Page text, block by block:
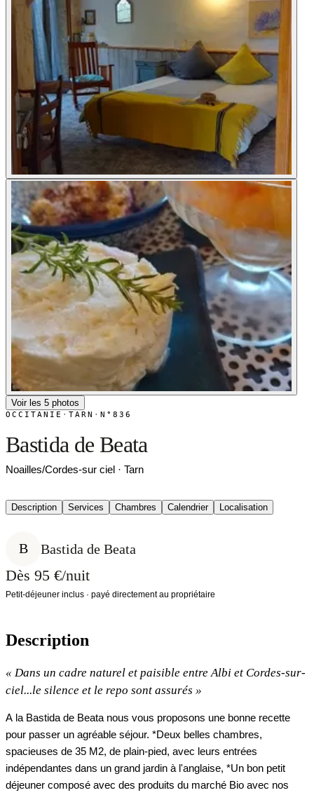
Voir les 5 photos
OCCITANIE · TARN · N°836
Bastida de Beata
Noailles/Cordes-sur ciel · Tarn
Description Services Chambres Calendrier Localisation
B Bastida de Beata
Dès 95 €/nuit
Petit-déjeuner inclus · payé directement au propriétaire
Description
« Dans un cadre naturel et paisible entre Albi et Cordes-sur-
ciel...le silence et le repo sont assurés »
A la Bastida de Beata nous vous proposons une bonne recette
pour passer un agréable séjour. *Deux belles chambres,
spacieuses de 35 M2, de plain-pied, avec leurs entrées
indépendantes dans un grand jardin à l'anglaise, *Un bon petit
déjeuner composé avec des produits du marché Bio avec nos